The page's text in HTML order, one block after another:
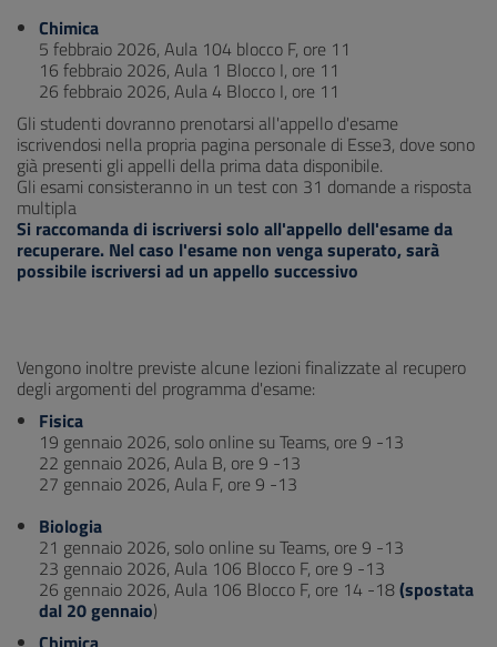
Chimica
5 febbraio 2026, Aula 104 blocco F, ore 11
16 febbraio 2026, Aula 1 Blocco I, ore 11
26 febbraio 2026, Aula 4 Blocco I, ore 11
Gli studenti dovranno prenotarsi all'appello d'esame
iscrivendosi nella propria pagina personale di Esse3, dove sono
già presenti gli appelli della prima data disponibile.
Gli esami consisteranno in un test con 31 domande a risposta
multipla
Si raccomanda di iscriversi solo all'appello dell'esame da
recuperare. Nel caso l'esame non venga superato, sarà
possibile iscriversi ad un appello successivo
Vengono inoltre previste alcune lezioni finalizzate al recupero
degli argomenti del programma d'esame:
Fisica
19 gennaio 2026, solo online su Teams, ore 9 -13
22 gennaio 2026, Aula B, ore 9 -13
27 gennaio 2026, Aula F, ore 9 -13
Biologia
21 gennaio 2026, solo online su Teams, ore 9 -13
23 gennaio 2026, Aula 106 Blocco F, ore 9 -13
26 gennaio 2026, Aula 106 Blocco F, ore 14 -18(spostata
dal 20 gennaio)